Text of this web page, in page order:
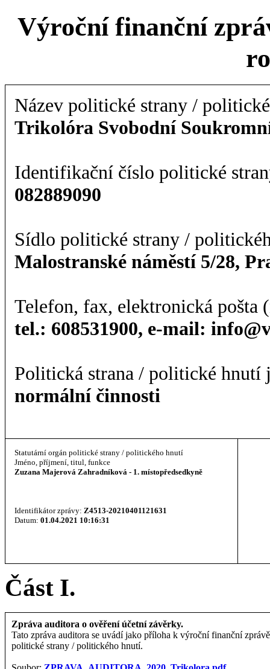
Výroční finanční
Název politické strany /
Trikolóra Svobodní
Identifikační číslo politické
082889090
Sídlo politické strany /
Malostranské náměstí 5/28,
Telefon, fax, elektronická pošta
tel.: 608531900, e-mail:
Politická strana / politické hnutí
normální činnosti
Statutární orgán politické strany / politického hnutí
Jméno, příjmení, titul, funkce
Zuzana Majerová Zahradníková - 1. místopředsedkyně
Identifikátor zprávy: Z4513-20210401121631
Datum: 01.04.2021 10:16:31
Část I.
Zpráva auditora o ověření účetní závěrky.
Tato zpráva auditora se uvádí jako příloha k výroční finanční zprávě
politické strany / politického hnutí.